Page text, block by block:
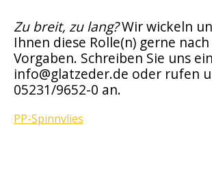
Zu breit, zu lang?Wir wickeln
Ihnen diese Rolle(n) gerne
Vorgaben. Schreiben Sie uns
info@glatzeder.de oder rufen
05231/9652-0 an.
PP-Spinnvlies